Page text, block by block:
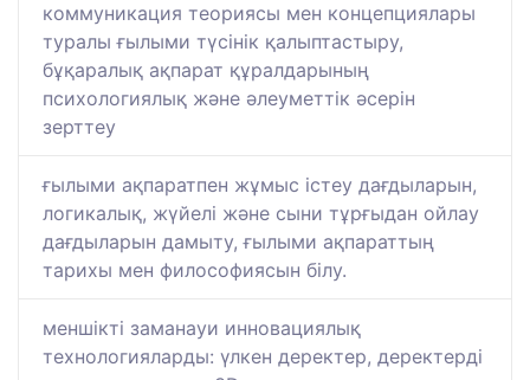
коммуникация теориясы мен концепциялары
туралы ғылыми түсінік қалыптастыру,
бұқаралық ақпарат құралдарының
психологиялық және әлеуметтік әсерін
зерттеу
ғылыми ақпаратпен жұмыс істеу дағдыларын,
логикалық, жүйелі және сыни тұрғыдан ойлау
дағдыларын дамыту, ғылыми ақпараттың
тарихы мен философиясын білу.
меншікті заманауи инновациялық
технологияларды: үлкен деректер, деректерді